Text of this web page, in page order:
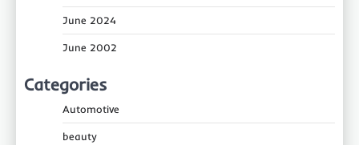
June 2024
June 2002
Categories
Automotive
beauty